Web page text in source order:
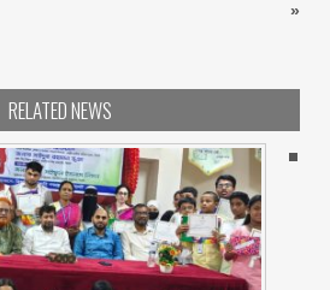
»
RELATED NEWS